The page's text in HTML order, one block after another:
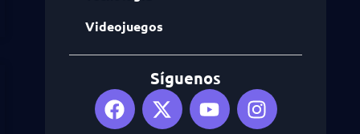
Videojuegos
Síguenos